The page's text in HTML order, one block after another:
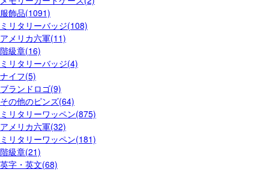
服飾品(1091)
ミリタリーバッジ(108)
アメリカ六軍(11)
階級章(16)
ミリタリーバッジ(4)
ナイフ(5)
ブランドロゴ(9)
その他のピンズ(64)
ミリタリーワッペン(875)
アメリカ六軍(32)
ミリタリーワッペン(181)
階級章(21)
英字・英文(68)